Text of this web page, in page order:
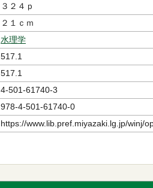
３２４ｐ
２１ｃｍ
水理学
517.1
517.1
4-501-61740-3
978-4-501-61740-0
https://www.lib.pref.miyazaki.lg.jp/winj/